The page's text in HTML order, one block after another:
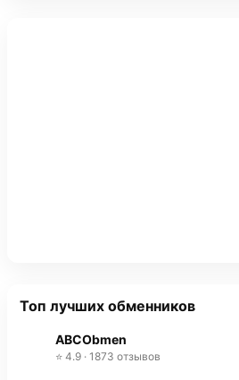
Топ лучших обменников
ABCObmen
⭐ 4.9 · 1873 отзывов